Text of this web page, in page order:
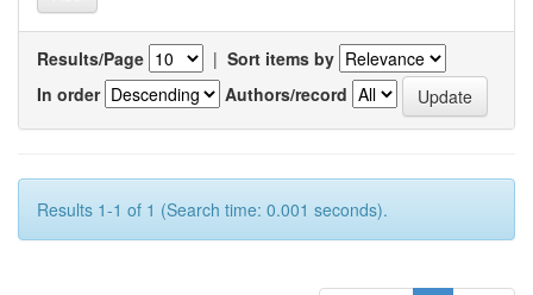
Results/Page | Sort items by
In order
Authors/record
Results 1-1 of 1 (Search time: 0.001 seconds).